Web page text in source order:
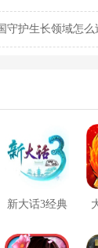
略
守护生长领域怎
新大话3经典